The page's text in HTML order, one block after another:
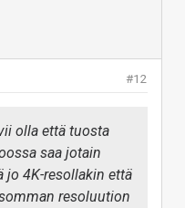
#12
olla että tuosta
saa jotain
jo 4K-resollakin että
resoluution